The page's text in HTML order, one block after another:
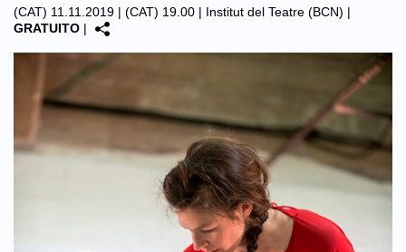
(CAT) 11.11.2019 | (CAT) 19.00 | Institut del Teatre (BCN) |
GRATUITO |